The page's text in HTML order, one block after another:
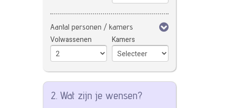
Aantal personen / kamers
Volwassenen Kamers
2. Wat zijn je wensen?